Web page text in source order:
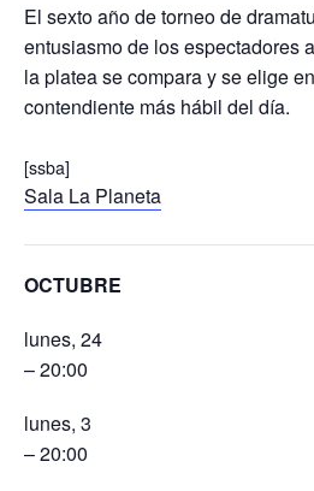
El sexto año de torneo de
entusiasmo de los espectadores
la platea se compara y se elige
contendiente más hábil del día.
[ssba]
Sala La Planeta
OCTUBRE
lunes, 24
– 20:00
lunes, 3
– 20:00